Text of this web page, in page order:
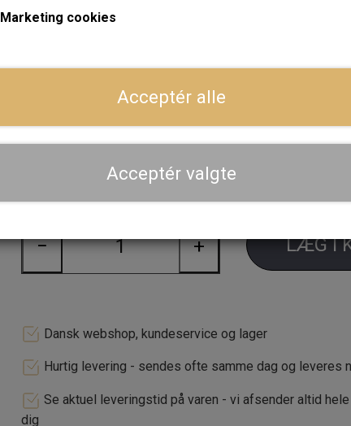
Bredde 4.5"
Forventet leveringstid:4-5 uger (vi underretter dig
− + LÆG I
Dansk webshop, kundeservice og lager
Hurtig levering - sendes ofte samme dag og leveres
Se aktuel leveringstid på varen - vi afsender altid
dig
Marketing cookies
Acceptér alle
Acceptér valgte